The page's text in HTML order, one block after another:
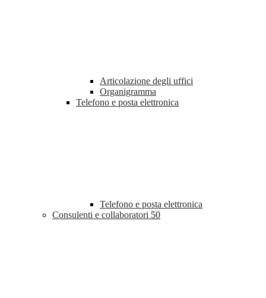
Articolazione degli uffici
Organigramma
Telefono e posta elettronica
Telefono e posta elettronica
Consulenti e collaboratori 50